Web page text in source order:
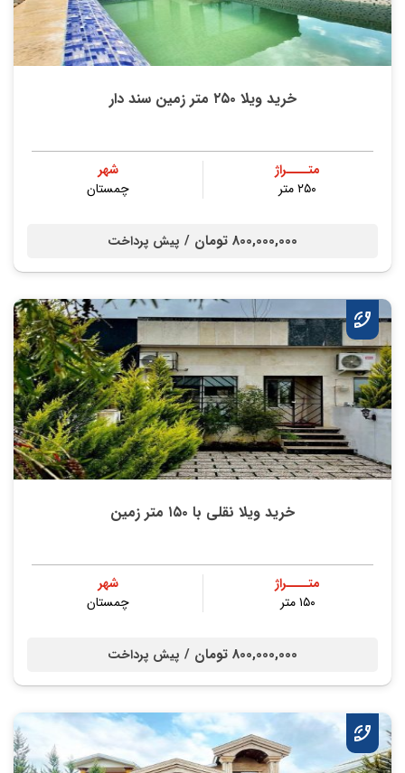
خرید ویلا ۲۵۰ متر زمین سند دار
متــــراژ
۲۵۰ متر
شهر
چمستان
800,000,000 تومان / پیش پرداخت
خرید ویلا نقلی با ۱۵۰ متر زمین
متــــراژ
۱۵۰ متر
شهر
چمستان
800,000,000 تومان / پیش پرداخت